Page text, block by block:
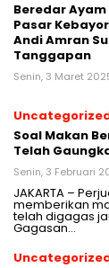
Beredar
Pasar
Andi Amran
Tanggapan
Senin, 3 Maret
Soal Makan
Telah
Senin, 3 Februari
JAKARTA –
memberikan
telah digagas
Gagasan…